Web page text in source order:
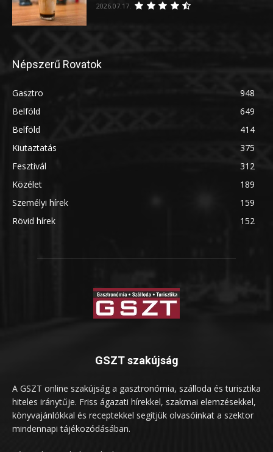
2026.07.17.
Népszerű Rovatok
Gasztro
948
Belföld
649
Belföld
414
Kiutaztatás
375
Fesztivál
312
Közélet
189
Személyi hírek
159
Rövid hírek
152
GSZT szakújság
A GSZT online szakújság a gasztronómia, szálloda és turisztika
hiteles iránytűje. Friss ágazati hírekkel, szakmai elemzésekkel,
könyvajánlókkal és receptekkel segítjük olvasóinkat a szektor
mindennapi tájékozódásában.